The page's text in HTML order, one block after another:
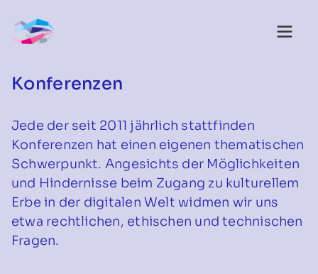
Konferenzen
Jede der seit 2011 jährlich stattfinden
Konferenzen hat einen eigenen thematischen
Schwerpunkt. Angesichts der Möglichkeiten
und Hindernisse beim Zugang zu kulturellem
Erbe in der digitalen Welt widmen wir uns
etwa rechtlichen, ethischen und technischen
Fragen.